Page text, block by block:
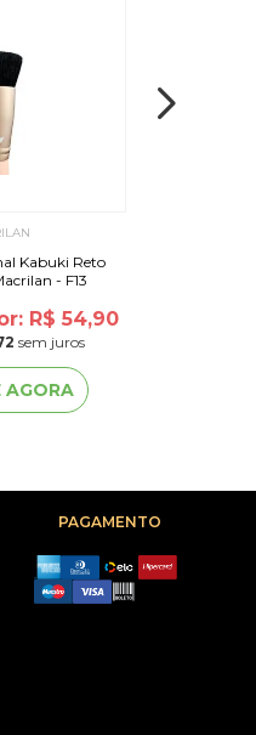
Kabuki Reto
- F13
R$ 54,90
sem juros
AGORA
PAGAMENTO